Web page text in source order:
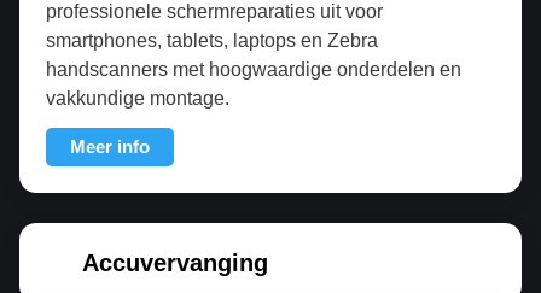
professionele schermreparaties uit voor
smartphones, tablets, laptops en Zebra
handscanners met hoogwaardige onderdelen en
vakkundige montage.
Meer info
Accuvervanging